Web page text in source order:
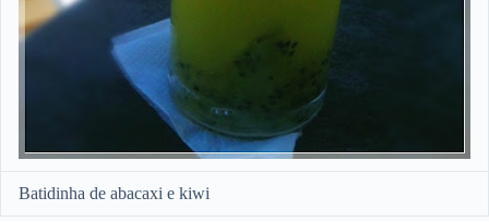
Batidinha de abacaxi e kiwi